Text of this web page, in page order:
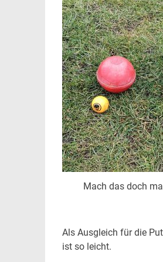
Mach das doch
Als Ausgleich für die
ist so leicht.